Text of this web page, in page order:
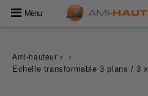
Menu
Ami-hauteur ›
›
Echelle transformable 3 plans / 3